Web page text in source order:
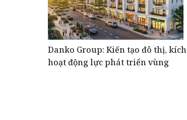
Danko Group: Kiến tạo đô thị, kích
hoạt động lực phát triển vùng